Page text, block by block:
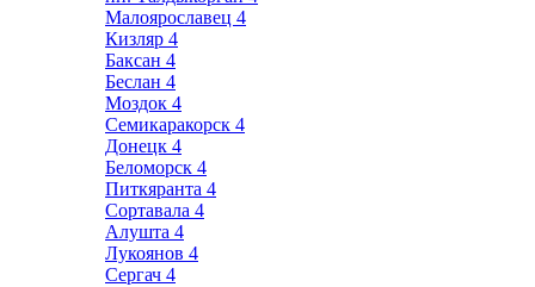
Малоярославец 4
Кизляр 4
Баксан 4
Беслан 4
Моздок 4
Семикаракорск 4
Донецк 4
Беломорск 4
Питкяранта 4
Сортавала 4
Алушта 4
Лукоянов 4
Сергач 4